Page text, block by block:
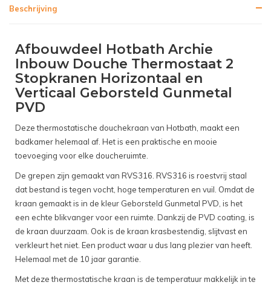
Beschrijving
Afbouwdeel Hotbath Archie
Inbouw Douche Thermostaat 2
Stopkranen Horizontaal en
Verticaal Geborsteld Gunmetal
PVD
Deze thermostatische douchekraan van Hotbath, maakt een
badkamer helemaal af. Het is een praktische en mooie
toevoeging voor elke doucheruimte.
De grepen zijn gemaakt van RVS316. RVS316 is roestvrij staal
dat bestand is tegen vocht, hoge temperaturen en vuil. Omdat de
kraan gemaakt is in de kleur Geborsteld Gunmetal PVD, is het
een echte blikvanger voor een ruimte. Dankzij de PVD coating, is
de kraan duurzaam. Ook is de kraan krasbestendig, slijtvast en
verkleurt het niet. Een product waar u dus lang plezier van heeft.
Helemaal met de 10 jaar garantie.
Met deze thermostatische kraan is de temperatuur makkelijk in te